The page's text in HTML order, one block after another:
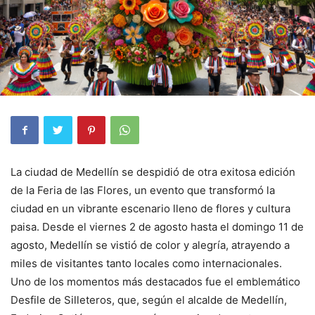
La ciudad de Medellín se despidió de otra exitosa edición
de la Feria de las Flores, un evento que transformó la
ciudad en un vibrante escenario lleno de flores y cultura
paisa. Desde el viernes 2 de agosto hasta el domingo 11 de
agosto, Medellín se vistió de color y alegría, atrayendo a
miles de visitantes tanto locales como internacionales.
Uno de los momentos más destacados fue el emblemático
Desfile de Silleteros, que, según el alcalde de Medellín,